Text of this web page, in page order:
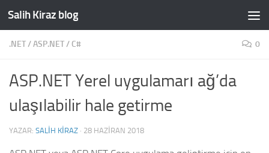
Skip to content
Salih Kiraz blog
.NET/ASP.NET/ C# 0
ASP.NET Yerel uygulamarı ağ’da
ulaşılabilir hale getirme
YAZAR: SALIH KIRAZ · 28 HAZIRAN 2018